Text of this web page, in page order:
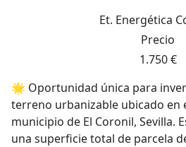
Et. Energética
Precio
1.750 €
🌟 Oportunidad única para
terreno urbanizable ubicado en
municipio de El Coronil, Sevilla.
una superficie total de parcela